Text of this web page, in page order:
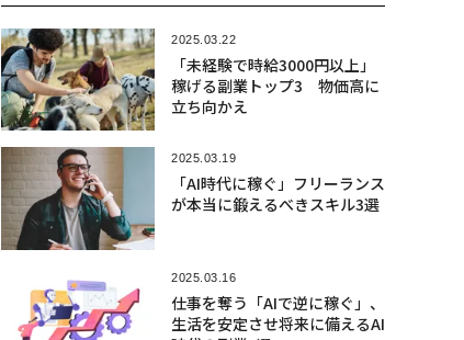
「未経験」でも稼げる10の副
業
人気記事
2026.08.06
「1サトシも売らない」と主張のセイ
ラー、取得原価割れで約165億円のビ
ットコインを売却
2023.05.03
サムスン、ChatGPTの社内使用禁
止 機密コードの流出受け